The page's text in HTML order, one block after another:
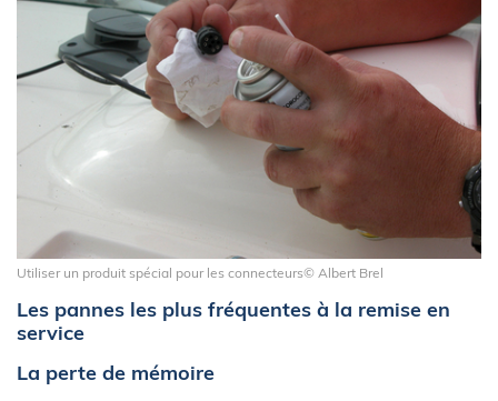
Utiliser un produit spécial pour les connecteurs© Albert Brel
Les pannes les plus fréquentes à la remise en
service
La perte de mémoire